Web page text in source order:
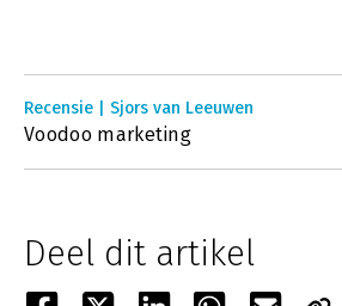
Recensie | Sjors van Leeuwen
Voodoo marketing
Deel dit artikel